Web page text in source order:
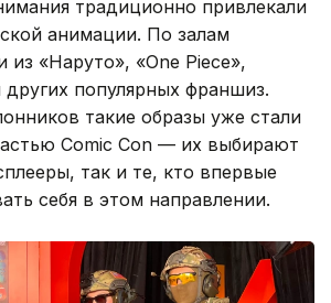
традиционно привлекали
анимации. По залам
из «Наруто», «One Piece»,
других популярных франшиз.
такие образы уже стали
Comic Con — их выбирают
так и те, кто впервые
себя в этом направлении.